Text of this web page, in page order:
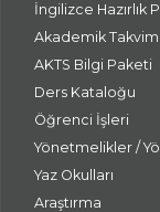
İngilizce Hazırlık
Akademik
AKTS Bilgi Paketi
Ders Kataloğu
Öğrenci İşleri
Yönetmelikler /
Yaz Okulları
Araştırma